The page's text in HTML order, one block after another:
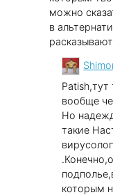
можно
в
вообще
Но
такие
которым